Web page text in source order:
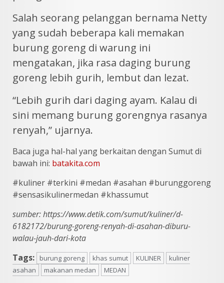
Salah seorang pelanggan bernama Netty
yang sudah beberapa kali memakan
burung goreng di warung ini
mengatakan, jika rasa daging burung
goreng lebih gurih, lembut dan lezat.
“Lebih gurih dari daging ayam. Kalau di
sini memang burung gorengnya rasanya
renyah,” ujarnya.
Baca juga hal-hal yang berkaitan dengan Sumut di
bawah ini: batakita.com
#kuliner #terkini #medan #asahan #burunggoreng
#sensasikulinermedan #khassumut
sumber: https://www.detik.com/sumut/kuliner/d-
6182172/burung-goreng-renyah-di-asahan-diburu-
walau-jauh-dari-kota
Tags:
burung goreng khas sumut KULINER
kuliner
asahan
makanan medan MEDAN